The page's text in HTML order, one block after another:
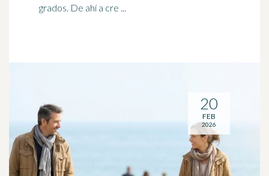
grados. De ahí a cre ...
20
FEB
2026